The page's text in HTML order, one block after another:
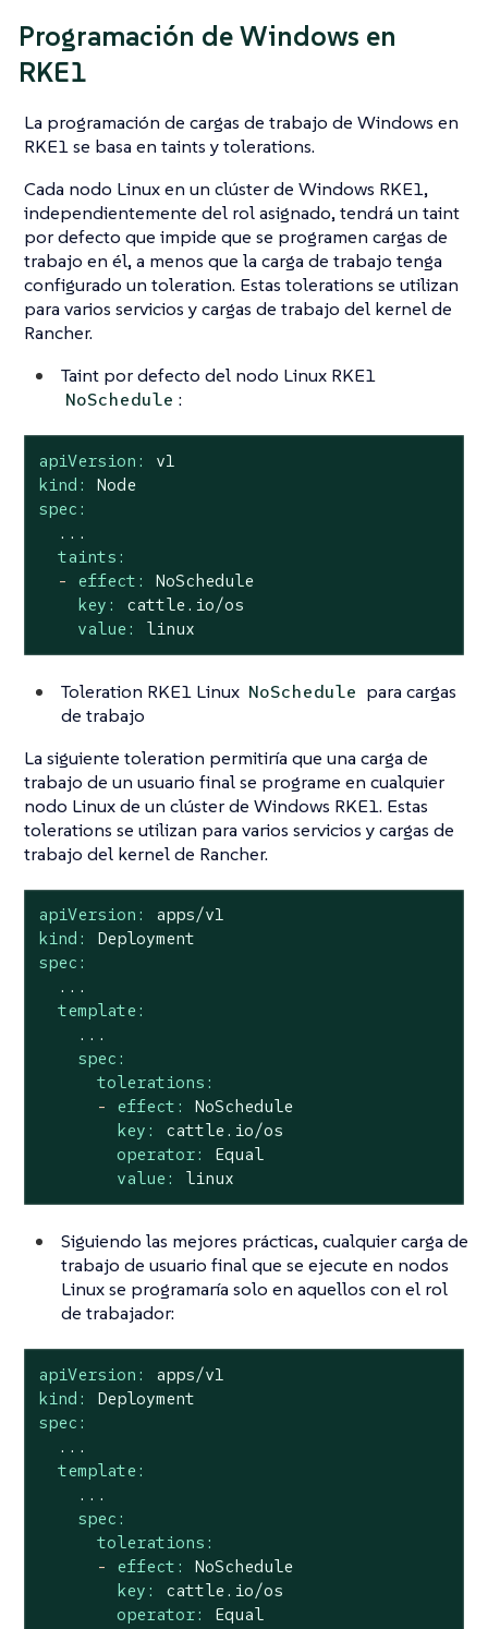
Programación de Windows en
RKE1
La programación de cargas de trabajo de Windows en
RKE1 se basa en taints y tolerations.
Cada nodo Linux en un clúster de Windows RKE1,
independientemente del rol asignado, tendrá un taint
por defecto que impide que se programen cargas de
trabajo en él, a menos que la carga de trabajo tenga
configurado un toleration. Estas tolerations se utilizan
para varios servicios y cargas de trabajo del kernel de
Rancher.
Taint por defecto del nodo Linux RKE1
NoSchedule :
apiVersion:
v1
kind:
Node
spec:
...
taints:
-
effect:
NoSchedule
key:
cattle.io/os
value:
linux
Toleration RKE1 Linux NoSchedule para cargas
de trabajo
La siguiente toleration permitiría que una carga de
trabajo de un usuario final se programe en cualquier
nodo Linux de un clúster de Windows RKE1. Estas
tolerations se utilizan para varios servicios y cargas de
trabajo del kernel de Rancher.
apiVersion:
apps/v1
kind:
Deployment
spec:
...
template:
...
spec:
tolerations:
-
effect:
NoSchedule
key:
cattle.io/os
operator:
Equal
value:
linux
Siguiendo las mejores prácticas, cualquier carga de
trabajo de usuario final que se ejecute en nodos
Linux se programaría solo en aquellos con el rol
de trabajador:
apiVersion:
apps/v1
kind:
Deployment
spec:
...
template:
...
spec:
tolerations:
-
effect:
NoSchedule
key:
cattle.io/os
operator:
Equal